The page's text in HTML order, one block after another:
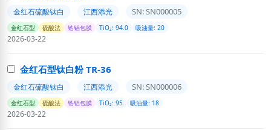
金红石硫酸钛白 江西添光 SN: SN000005
金红石型 硫酸法 锆铝包膜 TiO₂: 94.0 吸油量: 20
2026-03-22
金红石型钛白粉 TR-36
金红石硫酸钛白 江西添光 SN: SN000006
金红石型 硫酸法 锆铝包膜 TiO₂: 95 吸油量: 18
2026-03-22